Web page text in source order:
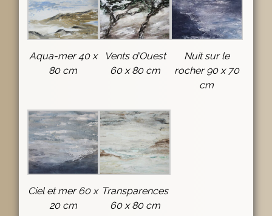
Aqua-mer 40 x
80 cm
Vents d’Ouest
60 x 80 cm
Nuit sur le
rocher 90 x 70
cm
Ciel et mer 60 x
20 cm
Transparences
60 x 80 cm